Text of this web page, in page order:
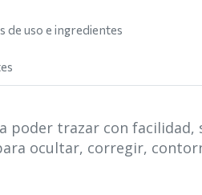
de uso e ingredientes
poder trazar con facilidad,
ocultar, corregir,